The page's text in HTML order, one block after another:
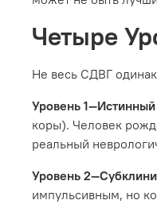
Четыре
Не весь СДВГ
Уровень
коры). Человек
реальный
Уровень
импульсивным, но